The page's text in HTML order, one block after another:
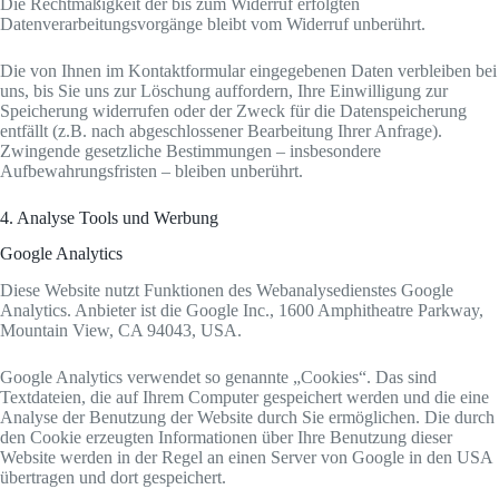
Datenverarbeitungsvorgänge bleibt vom Widerruf unberührt.
Die von Ihnen im Kontaktformular eingegebenen Daten verbleiben bei
uns, bis Sie uns zur Löschung auffordern, Ihre Einwilligung zur
Speicherung widerrufen oder der Zweck für die Datenspeicherung
entfällt (z.B. nach abgeschlossener Bearbeitung Ihrer Anfrage).
Zwingende gesetzliche Bestimmungen – insbesondere
Aufbewahrungsfristen – bleiben unberührt.
4. Analyse Tools und Werbung
Google Analytics
Diese Website nutzt Funktionen des Webanalysedienstes Google
Analytics. Anbieter ist die Google Inc., 1600 Amphitheatre Parkway,
Mountain View, CA 94043, USA.
Google Analytics verwendet so genannte „Cookies“. Das sind
Textdateien, die auf Ihrem Computer gespeichert werden und die eine
Analyse der Benutzung der Website durch Sie ermöglichen. Die durch
den Cookie erzeugten Informationen über Ihre Benutzung dieser
Website werden in der Regel an einen Server von Google in den USA
übertragen und dort gespeichert.